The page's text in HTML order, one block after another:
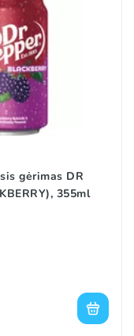
gėrimas DR
355ml